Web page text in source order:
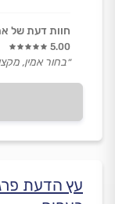
חוות דעת של
5.00
״בחור אמין,
עץ הדעת